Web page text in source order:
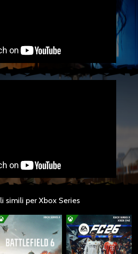
simili per Xbox Series